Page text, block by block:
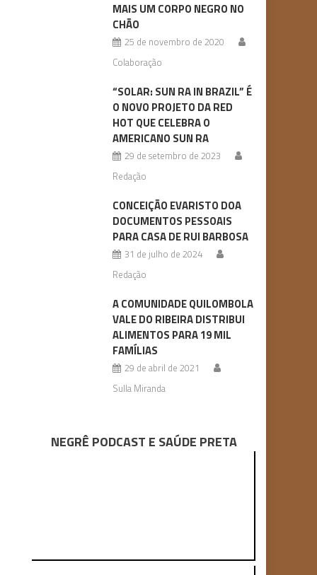
MAIS UM CORPO NEGRO NO
CHÃO
25 de novembro de 2020
Colaboração
“SOLAR: SUN RA IN BRAZIL” É
O NOVO PROJETO DA RED
HOT QUE CELEBRA O
AMERICANO SUN RA
29 de setembro de 2023
Redação
CONCEIÇÃO EVARISTO DOA
DOCUMENTOS PESSOAIS
PARA CASA DE RUI BARBOSA
31 de julho de 2024
Redação
A COMUNIDADE QUILOMBOLA
VALE DO RIBEIRA DISTRIBUI
ALIMENTOS PARA 19 MIL
FAMÍLIAS
29 de abril de 2021
Sulla Miranda
NEGRÊ PODCAST E SAÚDE PRETA